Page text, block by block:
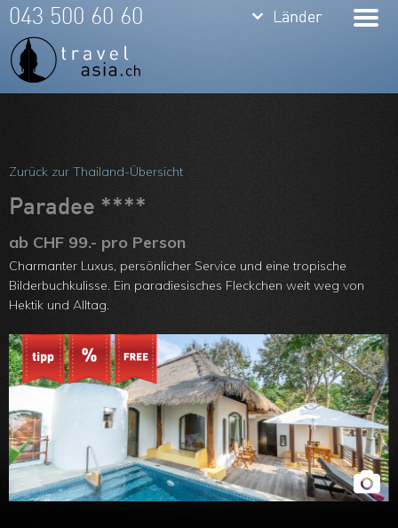
Team
Über uns
Feedbacks
Kontakt
ARVB
keyboard_arrow_down Länder
Burma
Malaysia
Singapore
Hongkong
keyboard_arrow_down Länder
043 500 60 60
Zurück zur Thailand-Übersicht
Paradee ****
ab CHF 99.- pro Person
Charmanter Luxus, persönlicher Service und eine tropische
Bilderbuchkulisse. Ein paradiesisches Fleckchen weit weg von
Hektik und Alltag.